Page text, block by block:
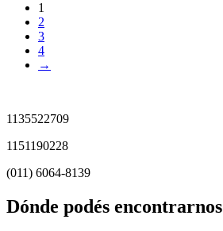
1
2
3
4
→
1135522709
1151190228
(011) 6064-8139
Dónde podés encontrarnos